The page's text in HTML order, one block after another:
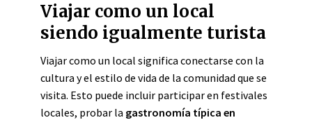
Viajar como un local
siendo igualmente turista
Viajar como un local significa conectarse con la
cultura y el estilo de vida de la comunidad que se
visita. Esto puede incluir participar en festivales
locales, probar la gastronomía típica en